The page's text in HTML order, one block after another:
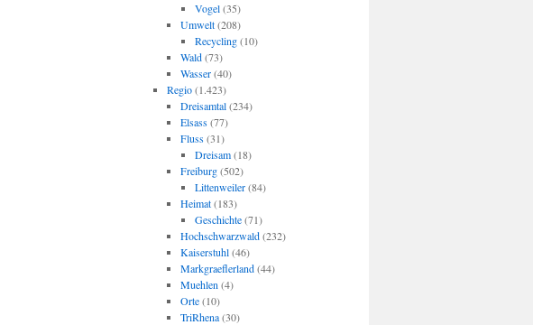
Vogel(35)
Umwelt(208)
Recycling(10)
Wald(73)
Wasser(40)
Regio(1.423)
Dreisamtal(234)
Elsass(77)
Fluss(31)
Dreisam(18)
Freiburg(502)
Littenweiler(84)
Heimat(183)
Geschichte(71)
Hochschwarzwald(232)
Kaiserstuhl(46)
Markgraeflerland(44)
Muehlen (4)
Orte(10)
TriRhena(30)